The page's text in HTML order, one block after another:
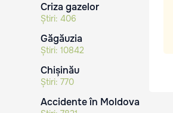
Criza gazelor
Știri: 406
Găgăuzia
Știri: 10842
Chișinău
Știri: 770
Accidente în Moldova